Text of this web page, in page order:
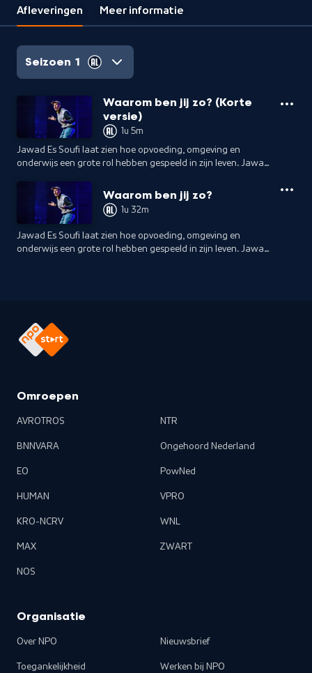
Afleveringen Meer informatie
Seizoen 1
Waarom ben jij zo? (Korte
versie)
1u 5m
Jawad Es Soufi laat zien hoe opvoeding, omgeving en
onderwijs een grote rol hebben gespeeld in zijn leven. Jawad
Waarom ben jij zo?
1u 32m
Jawad Es Soufi laat zien hoe opvoeding, omgeving en
onderwijs een grote rol hebben gespeeld in zijn leven. Jawad
Omroepen
AVROTROS
BNNVARA
EO
HUMAN
KRO-NCRV
MAX
NOS
NTR
Ongehoord Nederland
PowNed
VPRO
WNL
ZWART
Organisatie
Over NPO
Toegankelijkheid
Nieuwsbrief
Werken bij NPO